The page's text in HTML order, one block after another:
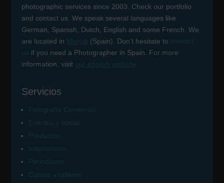
photographic services since 2003. Check our portfolio
and contact us. We speak several languages like
German, Spanish, Dutch, English and some French. We
are located in Murcia (Spain). Don’t hesitate to contact
us if you need a Photographer in Spain. For more
information, visit our english website
Servicios
Fotografía Comercial
Eventos y social
Productos
Interiorismo
Periodismo
Cursos y talleres